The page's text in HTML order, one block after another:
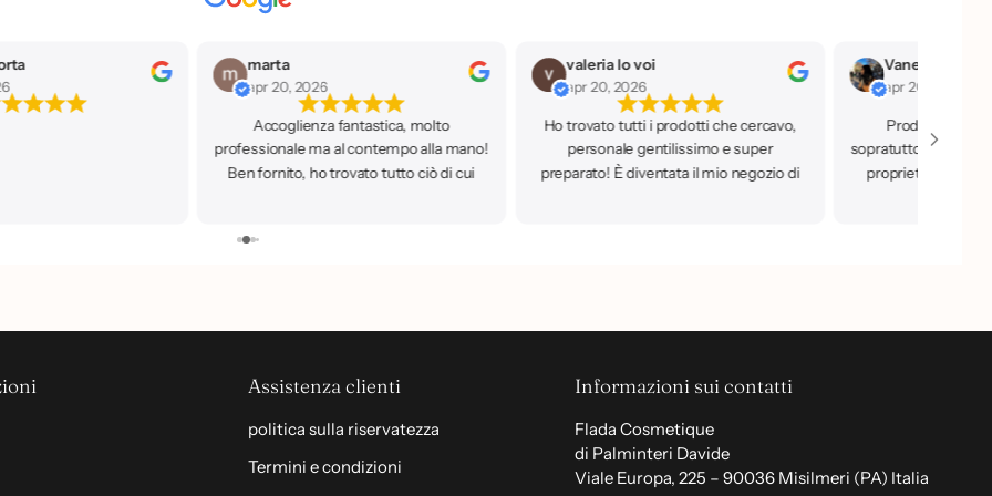
marta
apr 20, 2026
Accoglienza fantastica, molto
professionale ma al contempo alla mano!
Ben fornito, ho trovato tutto ciò di cui
valeria lo voi
apr 20, 2026
Ho trovato tutti i prodotti che cercavo,
personale gentilissimo e super
preparato! È diventata il mio negozio di
apr 20, 2026
Prodotti a
sopratutto di qualità,
proprietaria che è
Assistenza clienti
politica sulla riservatezza
Termini e condizioni
Informazioni sui contatti
Flada Cosmetique
di Palminteri Davide
Viale Europa, 225 – 90036 Misilmeri (PA) Italia